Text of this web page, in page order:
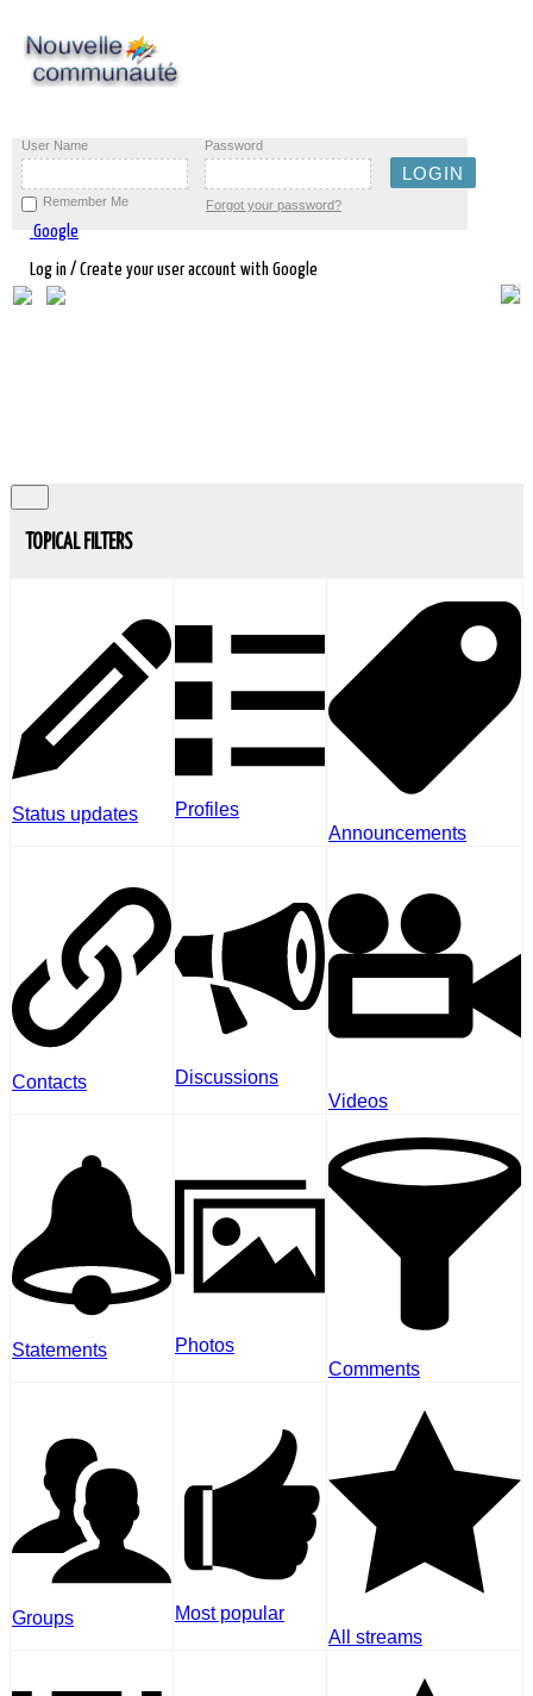
User Name Password
Remember Me Forgot your password?
Google
Log in / Create your user account with Google
TOPICAL FILTERS
Status updates
Profiles
Announcements
Contacts
Discussions
Videos
Statements
Photos
Comments
Groups
Most popular
All streams